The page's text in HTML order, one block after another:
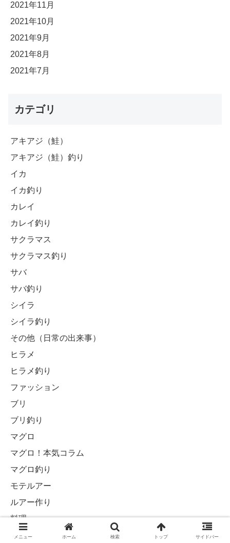
2021年11月
2021年10月
2021年9月
2021年8月
2021年7月
カテゴリ
アキアジ（鮭）
アキアジ（鮭）釣り
イカ
イカ釣り
カレイ
カレイ釣り
サクラマス
サクラマス釣り
サバ
サバ釣り
シイラ
シイラ釣り
その他（日常の出来事）
ヒラメ
ヒラメ釣り
ファッション
ブリ
ブリ釣り
マグロ
マグロ！本気コラム
マグロ釣り
モテルアー
ルアー作り
料理
沖魚釣り
メニュー ホーム 検索 トップ サイドバー